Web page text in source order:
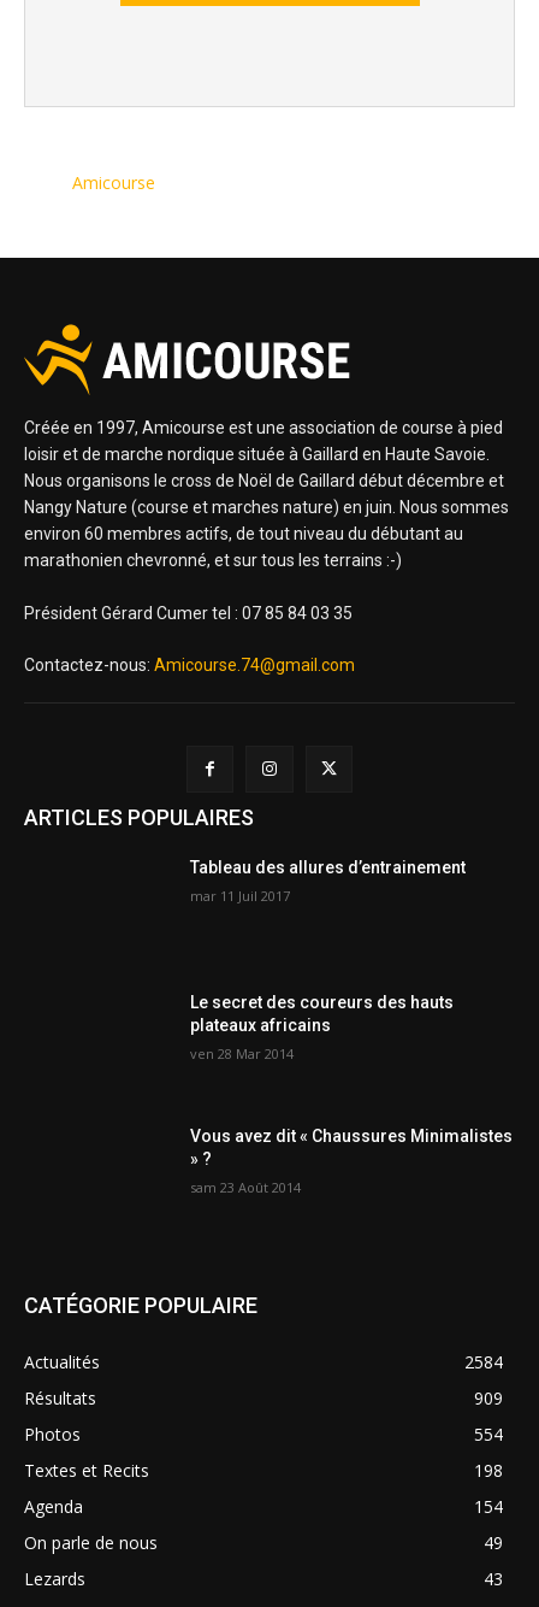
Amicourse
Créée en 1997, Amicourse est une association de course à pied
loisir et de marche nordique située à Gaillard en Haute Savoie.
Nous organisons le cross de Noël de Gaillard début décembre et
Nangy Nature (course et marches nature) en juin. Nous sommes
environ 60 membres actifs, de tout niveau du débutant au
marathonien chevronné, et sur tous les terrains :-)
Président Gérard Cumer tel : 07 85 84 03 35
Contactez-nous: Amicourse.74@gmail.com
ARTICLES POPULAIRES
Tableau des allures d’entrainement
mar 11 Juil 2017
Le secret des coureurs des hauts
plateaux africains
ven 28 Mar 2014
Vous avez dit « Chaussures Minimalistes
» ?
sam 23 Août 2014
CATÉGORIE POPULAIRE
Actualités
2584
Résultats
909
Photos
554
Textes et Recits
198
Agenda
154
On parle de nous
49
Lezards
43